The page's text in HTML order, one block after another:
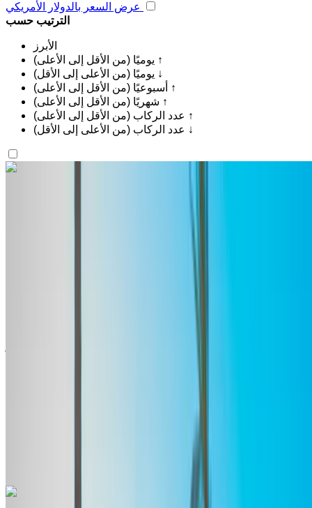
الترتيب حسب
الأبرز
يوميًا (من الأقل إلى الأعلى) ↑
يوميًا (من الأعلى إلى الأقل) ↓
أسبوعيًا (من الأقل إلى الأعلى) ↑
شهريًا (من الأقل إلى الأعلى) ↑
عدد الركاب (من الأقل إلى الأعلى) ↑
عدد الركاب (من الأعلى إلى الأقل) ↓